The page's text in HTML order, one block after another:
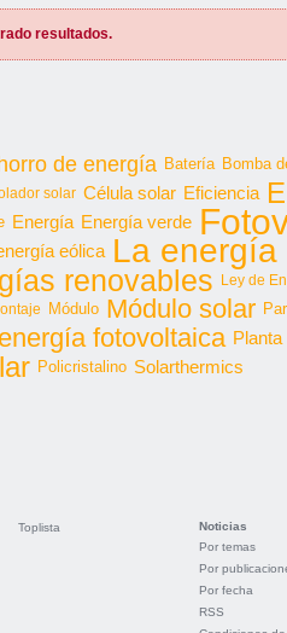
resultados.
de energía Batería Bomba
solar Célula solar Eficiencia
Energía Energía verde
eólica La energía
renovables Ley de
Módulo Módulo solar
fotovoltaica
Policristalino Solarthermics
Toplista
Noticias
Por temas
Por
Por fecha
RSS